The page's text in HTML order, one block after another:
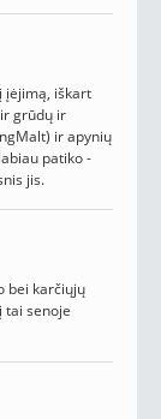
įėjimą, iškart
grūdų ir
ir apynių
patiko -
jis.
bei karčiųjų
tai senoje